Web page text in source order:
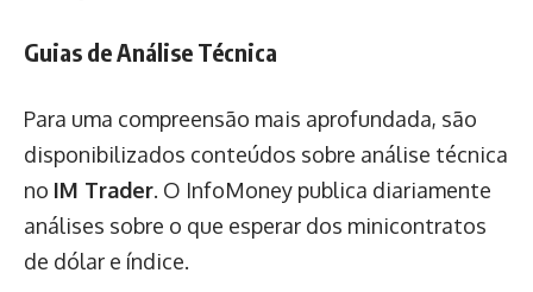
Guias de Análise Técnica
Para uma compreensão mais aprofundada, são
disponibilizados conteúdos sobre análise técnica
no IM Trader. O InfoMoney publica diariamente
análises sobre o que esperar dos minicontratos
de dólar e índice.